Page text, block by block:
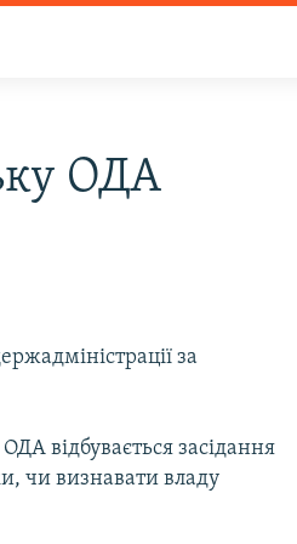
ОДА
за
відбувається засідання
чи визнавати владу